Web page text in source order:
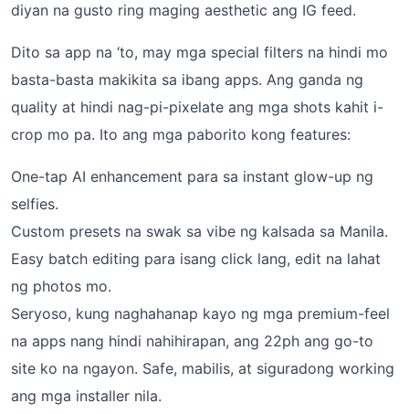
diyan na gusto ring maging aesthetic ang IG feed.
Dito sa app na ‘to, may mga special filters na hindi mo
basta-basta makikita sa ibang apps. Ang ganda ng
quality at hindi nag-pi-pixelate ang mga shots kahit i-
crop mo pa. Ito ang mga paborito kong features:
One-tap AI enhancement para sa instant glow-up ng
selfies.
Custom presets na swak sa vibe ng kalsada sa Manila.
Easy batch editing para isang click lang, edit na lahat
ng photos mo.
Seryoso, kung naghahanap kayo ng mga premium-feel
na apps nang hindi nahihirapan, ang 22ph ang go-to
site ko na ngayon. Safe, mabilis, at siguradong working
ang mga installer nila.